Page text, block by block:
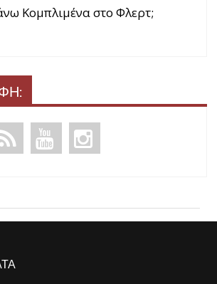
Κομπλιμένα στο Φλερτ;